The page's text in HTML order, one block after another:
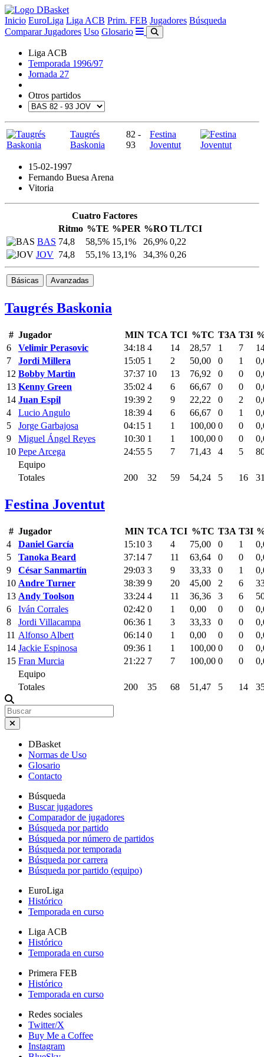
Inicio EuroLiga Liga ACB Prim. FEB Jugadores Búsqueda
Comparar Jugadores Uso Glosario
Liga ACB
Temporada 1996/97
Jornada 27
Otros partidos
Taugrés
Baskonia
82 -
93
Festina
Joventut
15-02-1997
Fernando Buesa Arena
Vitoria
Cuatro Factores
Ritmo %TE %PER %RO TL/TCI
BAS 74,8 58,5% 15,1% 26,9% 0,22
JOV 74,8 55,1% 13,1% 34,3% 0,26
Básicas Avanzadas
Taugrés Baskonia
# Jugador MIN TCA TCI %TC T3A T3I
6
Velimir Perasovic 34:18 4 14 28,57 1 7
7
Jordi Millera 15:05 1 2 50,00 0 1
12 Bobby Martin 37:37 10 13 76,92 0 0
13 Kenny Green 35:02 4 6 66,67 0 0
14 Juan Espil 19:39 2 9 22,22 0 2
4
Lucio Angulo 18:39 4 6 66,67 0 1
5
Jorge Garbajosa 04:15 1 1 100,00 0 0
9
Miguel Ángel Reyes 10:30 1 1 100,00 0 0
10 Pepe Arcega 24:55 5 7 71,43 4 5
Equipo
Totales
200 32 59 54,24 5 16
Festina Joventut
# Jugador MIN TCA TCI %TC T3A T3I
4
Daniel García 15:10 3 4 75,00 0 1
5
Tanoka Beard 37:14 7 11 63,64 0 0
9
César Sanmartín 29:03 3 9 33,33 0 1
10 Andre Turner 38:39 9 20 45,00 2 6
13 Andy Toolson 33:24 4 11 36,36 3 6
6
Iván Corrales 02:42 0 1 0,00 0 0
8
Jordi Villacampa 06:36 1 3 33,33 0 0
11 Alfonso Albert 06:14 0 1 0,00 0 0
14 Jackie Espinosa 09:36 1 1 100,00 0 0
15 Fran Murcia 21:22 7 7 100,00 0 0
Equipo
Totales
200 35 68 51,47 5 14
DBasket
Normas de Uso
Glosario
Contacto
Búsqueda
Buscar jugadores
Comparador de jugadores
Búsqueda por partido
Búsqueda por número de partidos
Búsqueda por temporada
Búsqueda por carrera
Búsqueda por partido (equipo)
EuroLiga
Histórico
Temporada en curso
Liga ACB
Histórico
Temporada en curso
Primera FEB
Histórico
Temporada en curso
Redes sociales
Twitter/X
Buy Me a Coffee
Instagram